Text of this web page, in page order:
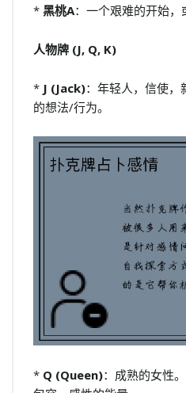
* 黑桃A：一个艰难的开始，
人物牌 (J, Q, K)
* J (Jack)：年轻人，信使
的想法/行为。
* Q (Queen)：成熟的女性